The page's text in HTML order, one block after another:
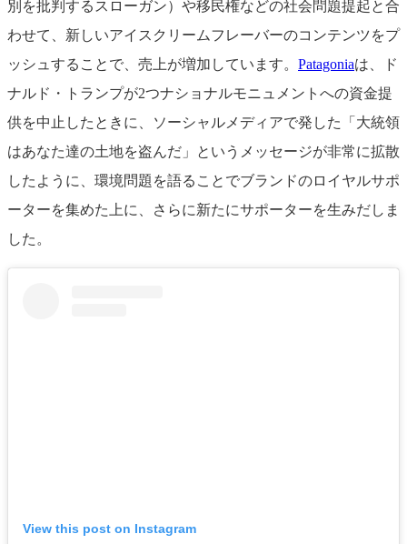
別を批判するスローガン）や移民権などの社会問題提起と合
わせて、新しいアイスクリームフレーバーのコンテンツをプ
ッシュすることで、売上が増加しています。 Patagoniaは、ド
ナルド・トランプが2つナショナルモニュメントへの資金提
供を中止したときに、ソーシャルメディアで発した「大統領
はあなた達の土地を盗んだ」というメッセージが非常に拡散
したように、環境問題を語ることでブランドのロイヤルサポ
ーターを集めた上に、さらに新たにサポーターを生みだしま
した。
View this post on Instagram